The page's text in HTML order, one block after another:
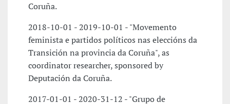
Coruña.
2018-10-01 - 2019-10-01 - "Movemento
feminista e partidos políticos nas eleccións da
Transición na provincia da Coruña", as
coordinator researcher, sponsored by
Deputación da Coruña.
2017-01-01 - 2020-31-12 - "Grupo de